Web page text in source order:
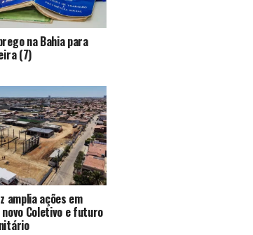
na Bahia para
(7)
amplia ações em
Coletivo e futuro